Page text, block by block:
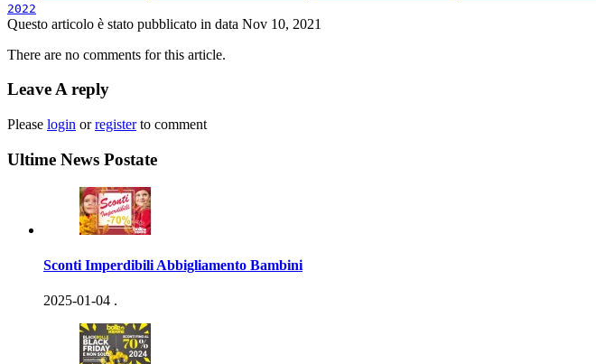
2022
Questo articolo è stato pubblicato in data Nov 10, 2021
There are no comments for this article.
Leave A reply
Please login orregisterto comment
Ultime News Postate
Sconti Imperdibili Abbigliamento Bambini
2025-01-04 .